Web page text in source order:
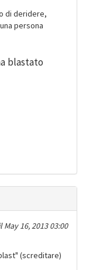
di deridere,
persona
blastato
May 16, 2013 03:00
(screditare)